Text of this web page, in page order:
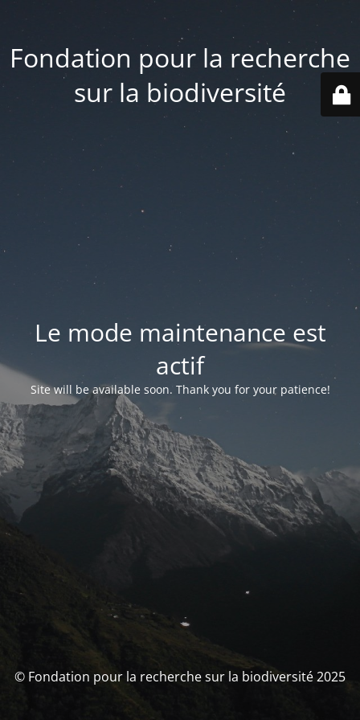
Fondation pour la recherche
sur la biodiversité
Le mode maintenance est
actif
Site will be available soon. Thank you for your patience!
© Fondation pour la recherche sur la biodiversité 2025